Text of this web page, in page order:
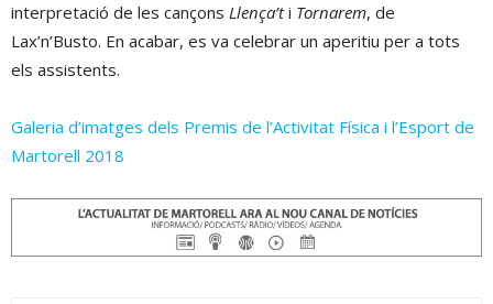
interpretació de les cançons Llença’ti Tornarem, de
Lax’n’Busto. En acabar, es va celebrar un aperitiu per a tots
els assistents.
Galeria d’imatges dels Premis de l’Activitat Física i l’Esport de
Martorell 2018